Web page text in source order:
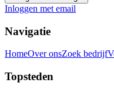
Inloggen met email
Navigatie
HomeOver onsZoek bedrijf
Topsteden